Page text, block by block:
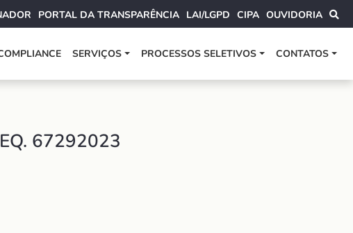
PORTAL DA TRANSPARÊNCIA LAI/LGPD CIPA OUVIDORIA
SERVIÇOS PROCESSOS SELETIVOS CONTATOS
67292023